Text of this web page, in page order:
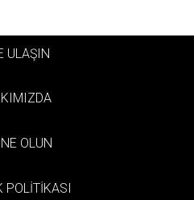
ULAŞIN
OLUN
POLİTİKASI